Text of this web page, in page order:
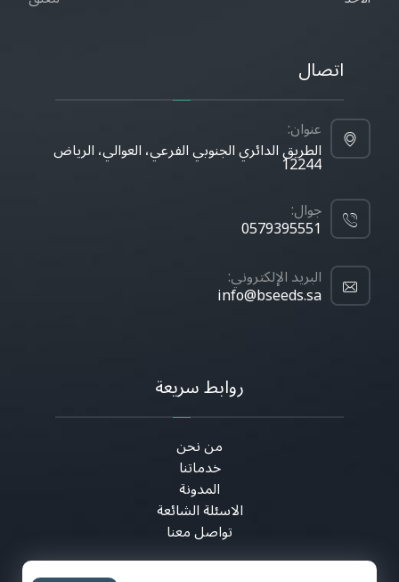
اتصال
عنوان:
الطريق الدائري الجنوبي الفرعي، العوالي، الرياض
12244
جوال:
0579395551
البريد الإلكتروني:
info@bseeds.sa
روابط سريعة
من نحن
خدماتنا
المدونة
الاسئلة الشائعة
تواصل معنا